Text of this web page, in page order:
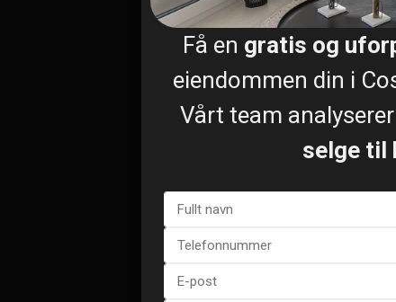
Få en gratis og
eiendommen din i
Vårt team
selge til